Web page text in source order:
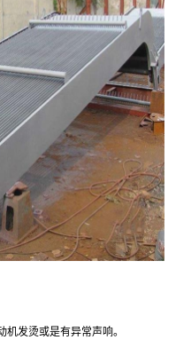
发烫或是有异常声响。